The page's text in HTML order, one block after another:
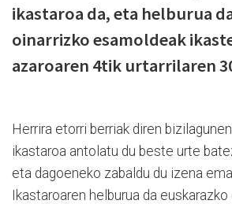
ikastaroa da, eta helburua
oinarrizko esamoldeak
azaroaren 4tik urtarrilaren
Herrira etorri berriak diren
ikastaroa antolatu du beste urte
eta dagoeneko zabaldu du izena
Ikastaroaren helburua da euskarazko